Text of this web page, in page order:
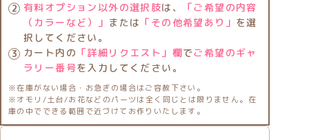
有料オプション以外の選択肢は、
「ご希望の内容
（カラーなど）」 または 「その他希望あり」 を選
択してください。
カート内の 「詳細リクエスト」欄でご希望のギャ
ラリー番号を入力してください。
※在庫がない場合・お急ぎの場合はご容赦下さい。
※オモリ/土台/お花などのパーツは全く同じとは限りません。在
庫の中でできる範囲で近づけてお作りいたします。